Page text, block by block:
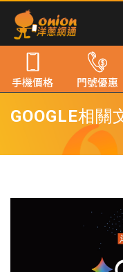
GOOGLE相關
手機價格 門號優惠